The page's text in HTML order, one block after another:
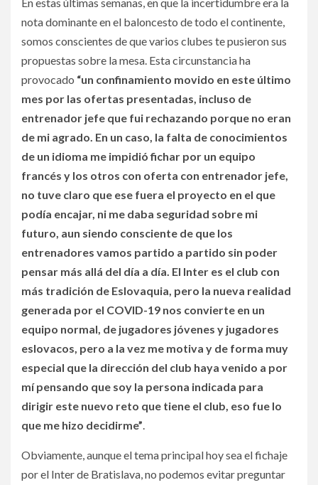
nota dominante en el baloncesto de todo el continente,
somos conscientes de que varios clubes te pusieron sus
propuestas sobre la mesa. Esta circunstancia ha
provocado “un confinamiento movido en este último
mes por las ofertas presentadas, incluso de
entrenador jefe que fui rechazando porque no eran
de mi agrado. En un caso, la falta de conocimientos
de un idioma me impidió fichar por un equipo
francés y los otros con oferta con entrenador jefe,
no tuve claro que ese fuera el proyecto en el que
podía encajar, ni me daba seguridad sobre mi
futuro, aun siendo consciente de que los
entrenadores vamos partido a partido sin poder
pensar más allá del día a día. El Inter es el club con
más tradición de Eslovaquia, pero la nueva realidad
generada por el COVID-19 nos convierte en un
equipo normal, de jugadores jóvenes y jugadores
eslovacos, pero a la vez me motiva y de forma muy
especial que la dirección del club haya venido a por
mí pensando que soy la persona indicada para
dirigir este nuevo reto que tiene el club, eso fue lo
que me hizo decidirme”.
Obviamente, aunque el tema principal hoy sea el fichaje
por el Inter de Bratislava, no podemos evitar preguntar